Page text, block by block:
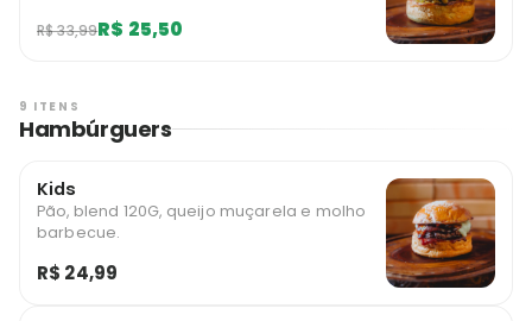
Limitado a 1 unidades diárias por usuário.
R$ 33,99R$ 25,50
9 ITENS
Hambúrguers
Kids
Pão, blend 120G, queijo muçarela e molho
barbecue.
R$ 24,99